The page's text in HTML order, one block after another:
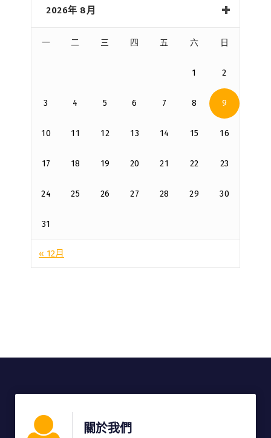
2026年 8月
一 二 三 四 五 六 日
1 2
3 4 5 6 7 8 9
10 11 12 13 14 15 16
17 18 19 20 21 22 23
24 25 26 27 28 29 30
31
« 12月
關於我們